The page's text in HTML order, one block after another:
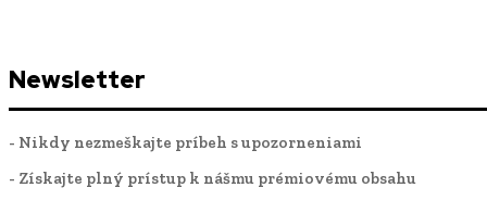
Newsletter
- Nikdy nezmeškajte príbeh s upozorneniami
- Získajte plný prístup k nášmu prémiovému obsahu